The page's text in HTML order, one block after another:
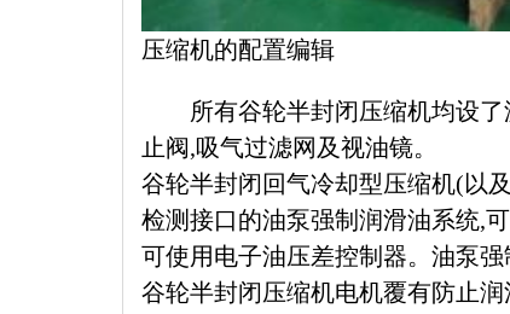
压缩机的配置编辑
所有谷轮半封闭压缩机均设了
止阀,吸气过滤网及视油镜。
谷轮半封闭回气冷却型压缩机(以
检测接口的油泵强制润滑油系统,
可使用电子油压差控制器。油泵
谷轮半封闭压缩机电机覆有防止